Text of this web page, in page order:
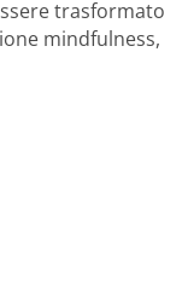
trasformato
mindfulness,